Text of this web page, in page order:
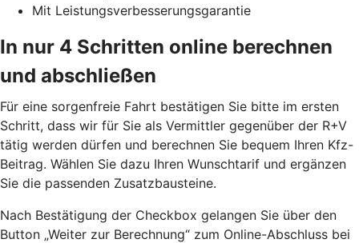
Mit Leistungsverbesserungsgarantie
In nur 4 Schritten online berechnen
und abschließen
Für eine sorgenfreie Fahrt bestätigen Sie bitte im ersten
Schritt, dass wir für Sie als Vermittler gegenüber der R+V
tätig werden dürfen und berechnen Sie bequem Ihren Kfz-
Beitrag. Wählen Sie dazu Ihren Wunschtarif und ergänzen
Sie die passenden Zusatzbausteine.
Nach Bestätigung der Checkbox gelangen Sie über den
Button „Weiter zur Berechnung“ zum Online-Abschluss bei